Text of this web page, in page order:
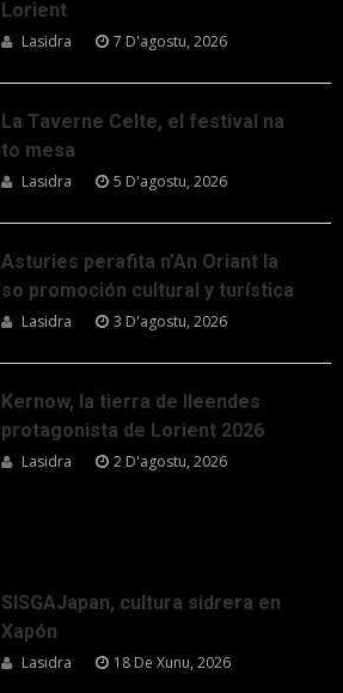
Lorient
Lasidra 7 D'agostu, 2026
La Taverne Celte, el festival na
to mesa
Lasidra 5 D'agostu, 2026
Asturies perafita n’An Oriant la
so promoción cultural y turística
Lasidra 3 D'agostu, 2026
Kernow, la tierra de lleendes
protagonista de Lorient 2026
Lasidra 2 D'agostu, 2026
SISGAJapan, cultura sidrera en
Xapón
Lasidra 18 De Xunu, 2026